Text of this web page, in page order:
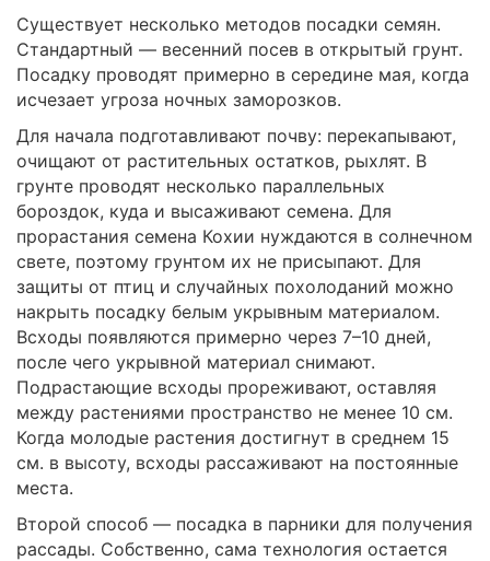
Существует несколько методов посадки семян.
Стандартный — весенний посев в открытый грунт.
Посадку проводят примерно в середине мая, когда
исчезает угроза ночных заморозков.
Для начала подготавливают почву: перекапывают,
очищают от растительных остатков, рыхлят. В
грунте проводят несколько параллельных
бороздок, куда и высаживают семена. Для
прорастания семена Кохии нуждаются в солнечном
свете, поэтому грунтом их не присыпают. Для
защиты от птиц и случайных похолоданий можно
накрыть посадку белым укрывным материалом.
Всходы появляются примерно через 7–10 дней,
после чего укрывной материал снимают.
Подрастающие всходы прореживают, оставляя
между растениями пространство не менее 10 см.
Когда молодые растения достигнут в среднем 15
см. в высоту, всходы рассаживают на постоянные
места.
Второй способ — посадка в парники для получения
рассады. Собственно, сама технология остается